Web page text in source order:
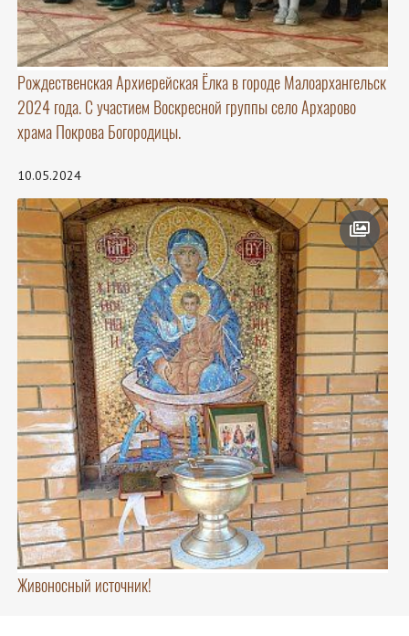
Рождественская Архиерейская Ёлка в городе Малоархангельск
2024 года. С участием Воскресной группы село Архарово
храма Покрова Богородицы.
10.05.2024
Живоносный источник!